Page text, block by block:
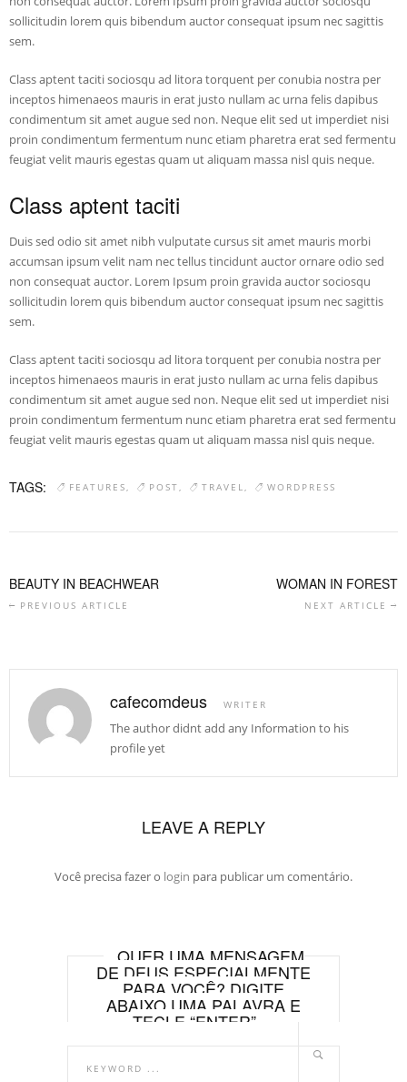
sollicitudin lorem quis bibendum auctor consequat ipsum nec sagittis
sem.
Class aptent taciti sociosqu ad litora torquent per conubia nostra per
inceptos himenaeos mauris in erat justo nullam ac urna felis dapibus
condimentum sit amet augue sed non. Neque elit sed ut imperdiet nisi
proin condimentum fermentum nunc etiam pharetra erat sed fermentu
feugiat velit mauris egestas quam ut aliquam massa nisl quis neque.
Class aptent taciti
Duis sed odio sit amet nibh vulputate cursus sit amet mauris morbi
accumsan ipsum velit nam nec tellus tincidunt auctor ornare odio sed
non consequat auctor. Lorem Ipsum proin gravida auctor sociosqu
sollicitudin lorem quis bibendum auctor consequat ipsum nec sagittis
sem.
Class aptent taciti sociosqu ad litora torquent per conubia nostra per
inceptos himenaeos mauris in erat justo nullam ac urna felis dapibus
condimentum sit amet augue sed non. Neque elit sed ut imperdiet nisi
proin condimentum fermentum nunc etiam pharetra erat sed fermentu
feugiat velit mauris egestas quam ut aliquam massa nisl quis neque.
TAGS: FEATURES POST TRAVEL WORDPRESS
BEAUTY IN BEACHWEAR
PREVIOUS ARTICLE
WOMAN IN FOREST
NEXT ARTICLE
cafecomdeus WRITER
The author didnt add any Information to his
profile yet
LEAVE A REPLY
Você precisa fazer o login para publicar um comentário.
QUER UMA MENSAGEM
DE DEUS ESPECIALMENTE
PARA VOCÊ? DIGITE
ABAIXO UMA PALAVRA E
TECLE “ENTER”.